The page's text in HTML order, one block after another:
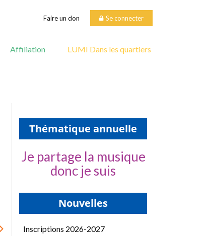
Faire un don Se connecter
Affiliation LUMI Dans les quartiers
Thématique annuelle
Je partage la musique
donc je suis
Nouvelles
Inscriptions 2026-2027